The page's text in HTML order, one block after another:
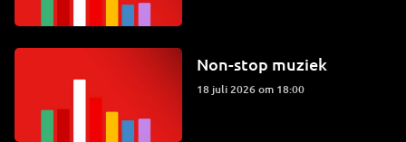
Non-stop muziek
18 juli 2026 om 18:00